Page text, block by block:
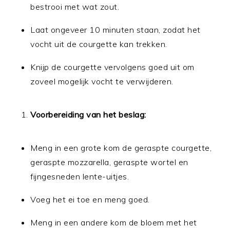
bestrooi met wat zout.
Laat ongeveer 10 minuten staan, zodat het
vocht uit de courgette kan trekken.
Knijp de courgette vervolgens goed uit om
zoveel mogelijk vocht te verwijderen.
Voorbereiding van het beslag:
Meng in een grote kom de geraspte courgette,
geraspte mozzarella, geraspte wortel en
fijngesneden lente-uitjes.
Voeg het ei toe en meng goed.
Meng in een andere kom de bloem met het